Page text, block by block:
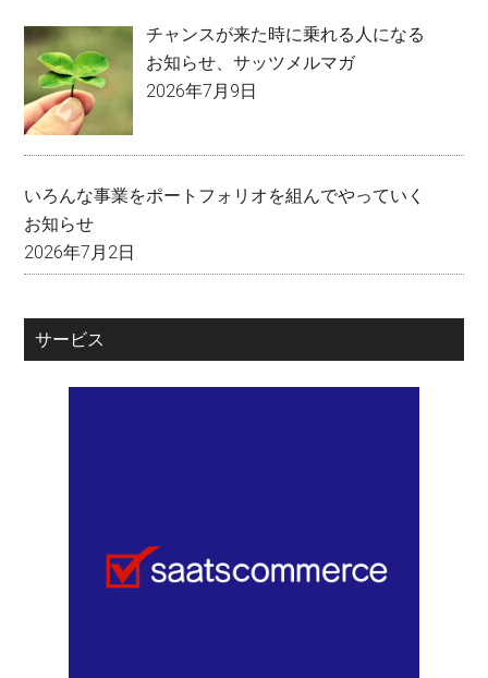
チャンスが来た時に乗れる人になる
お知らせ、サッツメルマガ
2026年7月9日
いろんな事業をポートフォリオを組んでやっていく
お知らせ
2026年7月2日
サービス